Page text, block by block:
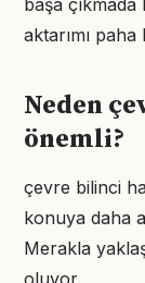
başa
aktarımı paha
Neden
önemli?
çevre bilinci
konuya daha
Merakla
oluyor.